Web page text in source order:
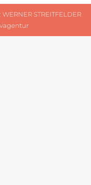
WERNER STREITFELDER